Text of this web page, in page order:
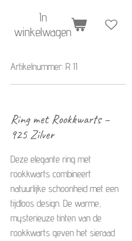
In
winkelwagen
Artikelnummer: R 11
Ring met Rookkwarts –
925 Zilver
Deze elegante ring met
rookkwarts combineert
natuurlijke schoonheid met een
tijdloos design. De warme,
mysterieuze tinten van de
rookkwarts geven het sieraad